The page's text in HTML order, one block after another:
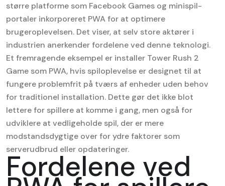
større platforme som Facebook Games og minispil-
portaler inkorporeret PWA for at optimere
brugeroplevelsen. Det viser, at selv store aktører i
industrien anerkender fordelene ved denne teknologi.
Et fremragende eksempel er installer Tower Rush 2
Game som PWA, hvis spiloplevelse er designet til at
fungere problemfrit på tværs af enheder uden behov
for traditionel installation. Dette gør det ikke blot
lettere for spillere at komme i gang, men også for
udviklere at vedligeholde spil, der er mere
modstandsdygtige over for ydre faktorer som
serverudbrud eller opdateringer.
Fordelene ved